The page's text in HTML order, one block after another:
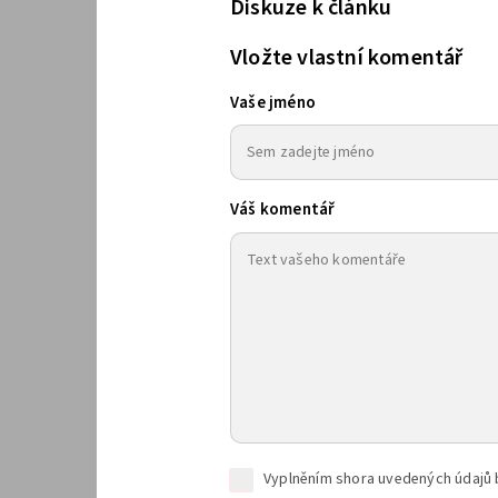
Diskuze k článku
Vložte vlastní komentář
Vaše jméno
Váš komentář